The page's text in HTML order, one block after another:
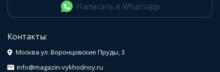
Написать в Whatsapp
Контакты:
Москва ул. Воронцовские Пруды, 3
info@magazin-vykhodnoy.ru